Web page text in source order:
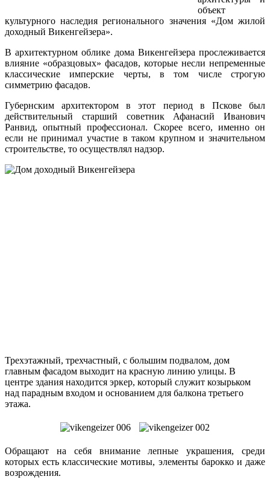
объект
культурного наследия регионального значения «Дом жилой
доходный Викенгейзера».
В архитектурном облике дома Викенгейзера прослеживается
влияние «образцовых» фасадов, которые несли непременные
классические имперские черты, в том числе строгую
симметрию фасадов.
Губернским архитектором в этот период в Пскове был
действительный старший советник Афанасий Иванович
Ранвид, опытный профессионал. Скорее всего, именно он
если не принимал участие в таком крупном и значительном
строительстве, то осуществлял надзор.
Трехэтажный, трехчастный, с большим подвалом, дом
главным фасадом выходит на красную линию улицы. В
центре здания находится эркер, который служит козырьком
над парадным входом и основанием для балкона третьего
этажа.
Обращают на себя внимание лепные украшения, среди
которых есть классические мотивы, элементы барокко и даже
возрождения.